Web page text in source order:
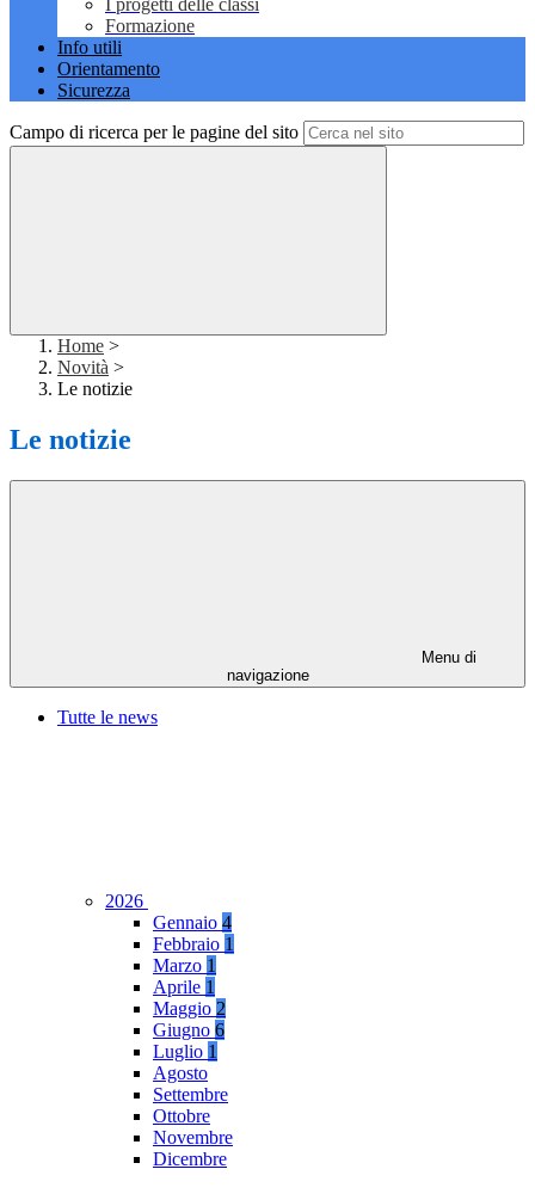
I progetti delle classi
Formazione
Info utili
Orientamento
Sicurezza
Campo di ricerca per le pagine del sito
Home >
Novità >
Le notizie
Le notizie
Menu di
navigazione
Tutte le news
2026
Gennaio 4
Febbraio 1
Marzo 1
Aprile 1
Maggio 2
Giugno 6
Luglio 1
Agosto
Settembre
Ottobre
Novembre
Dicembre